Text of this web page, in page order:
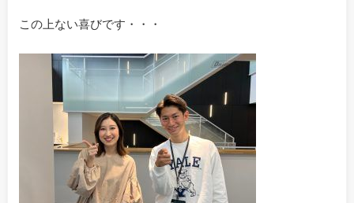
この上ない喜びです・・・